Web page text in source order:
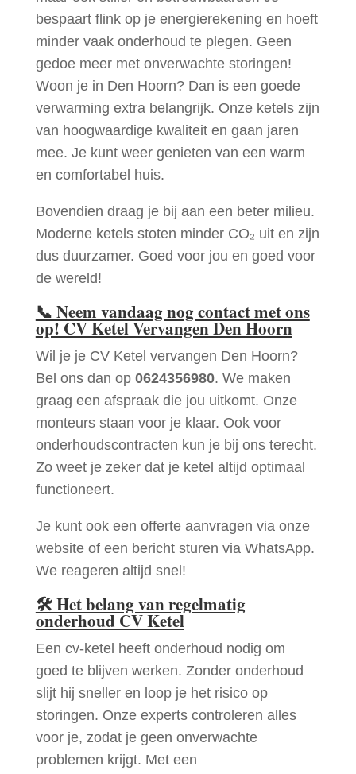
bespaart flink op je energierekening en hoeft
minder vaak onderhoud te plegen. Geen
gedoe meer met onverwachte storingen!
Woon je in Den Hoorn? Dan is een goede
verwarming extra belangrijk. Onze ketels zijn
van hoogwaardige kwaliteit en gaan jaren
mee. Je kunt weer genieten van een warm
en comfortabel huis.
Bovendien draag je bij aan een beter milieu.
Moderne ketels stoten minder CO₂ uit en zijn
dus duurzamer. Goed voor jou en goed voor
de wereld!
📞 Neem vandaag nog contact met ons
op! CV Ketel Vervangen Den Hoorn
Wil je je CV Ketel vervangen Den Hoorn?
Bel ons dan op 0624356980. We maken
graag een afspraak die jou uitkomt. Onze
monteurs staan voor je klaar. Ook voor
onderhoudscontracten kun je bij ons terecht.
Zo weet je zeker dat je ketel altijd optimaal
functioneert.
Je kunt ook een offerte aanvragen via onze
website of een bericht sturen via WhatsApp.
We reageren altijd snel!
🛠Het belang van regelmatig
onderhoud CV Ketel
Een cv-ketel heeft onderhoud nodig om
goed te blijven werken. Zonder onderhoud
slijt hij sneller en loop je het risico op
storingen. Onze experts controleren alles
voor je, zodat je geen onverwachte
problemen krijgt. Met een